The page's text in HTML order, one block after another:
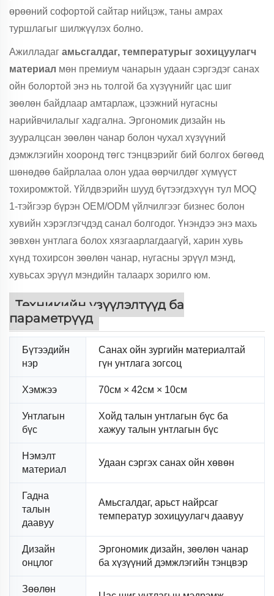
өрөөний софортой сайтар нийцэж, таны амрах
туршлагыг шилжүүлэх болно.
Ажилладаг амьсгалдаг, температурыг зохицуулагч
материал мөн премиум чанарын удаан сэргэдэг санах
ойн болортой энэ нь толгой ба хүзүүнийг цас шиг
зөөлөн байдлаар амтарлаж, цээжний нугасны
нарийвчилалыг хадгална. Эргономик дизайн нь
зууралцсан зөөлөн чанар болон чухал хүзүүний
дэмжлэгийн хооронд төгс тэнцвэрийг бий болгох бөгөөд
шөнөдөө байрлалаа олон удаа өөрчилдөг хүмүүст
тохиромжтой. Үйлдвэрийн шууд бүтээгдэхүүн тул MOQ
1-тэйгээр бүрэн OEM/ODM үйлчилгээг бизнес болон
хувийн хэрэглэгчдэд санал болгодог. Үнэндээ энэ махь
зөвхөн унтлага болох хязгаарлагдаагүй, харин хувь
хүнд тохирсон зөөлөн чанар, нугасны эрүүл мэнд,
хувьсах эрүүл мэндийн талаарх зорилго юм.
Техникийн үзүүлэлтүүд ба
параметрүүд
Бүтээдийн
нэр
Санах ойн зургийн материалтай
гүн унтлага зогсоц
Хэмжээ 70см × 42см × 10см
Унтлагын
бүс
Хойд талын унтлагын бүс ба
хажуу талын унтлагын бүс
Нэмэлт
материал
Удаан сэргэх санах ойн хөвөн
Гадна
талын
даавуу
Амьсгалдаг, арьст найрсаг
температур зохицуулагч даавуу
Дизайн
онцлог
Эргономик дизайн, зөөлөн чанар
ба хүзүүний дэмжлэгийн тэнцвэр
Зөөлөн